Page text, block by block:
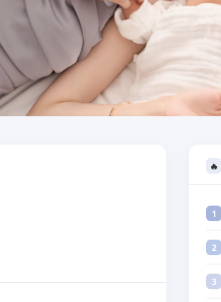
🔥
1
2
3